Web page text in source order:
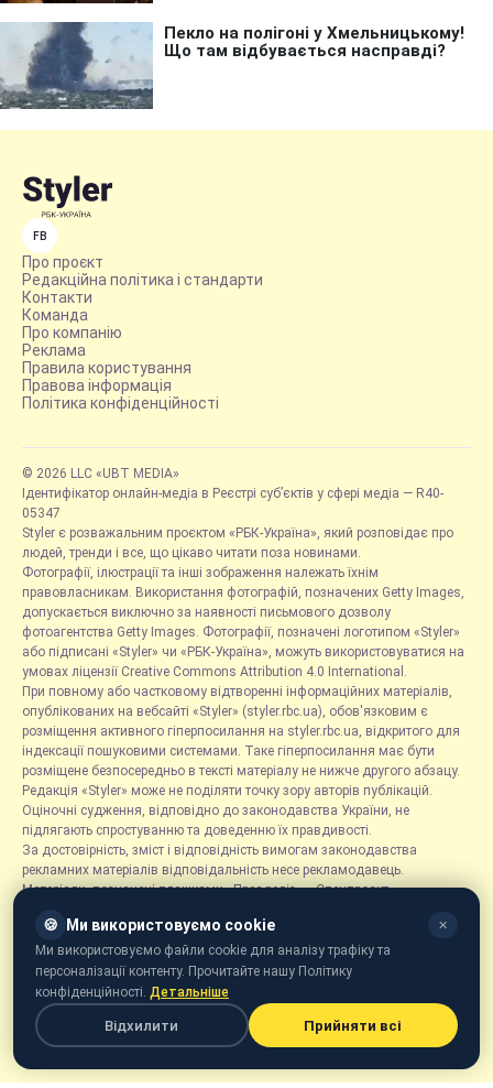
FB
Про проєкт
Редакційна політика і стандарти
Контакти
Команда
Про компанію
Реклама
Правила користування
Правова інформація
Політика конфіденційності
© 2026 LLC «UBT MEDIA»
Ідентифікатор онлайн-медіа в Реєстрі суб’єктів у сфері медіа — R40-
05347
Styler є розважальним проєктом «РБК-Україна», який розповідає про
людей, тренди і все, що цікаво читати поза новинами.
Фотографії, ілюстрації та інші зображення належать їхнім
правовласникам. Використання фотографій, позначених Getty Images,
допускається виключно за наявності письмового дозволу
фотоагентства Getty Images. Фотографії, позначені логотипом «Styler»
або підписані «Styler» чи «РБК-Україна», можуть використовуватися на
умовах ліцензії Creative Commons Attribution 4.0 International.
При повному або частковому відтворенні інформаційних матеріалів,
опублікованих на вебсайті «Styler» (styler.rbc.ua), обов'язковим є
розміщення активного гіперпосилання на styler.rbc.ua, відкритого для
індексації пошуковими системами. Таке гіперпосилання має бути
розміщене безпосередньо в тексті матеріалу не нижче другого абзацу.
Редакція «Styler» може не поділяти точку зору авторів публікацій.
Оціночні судження, відповідно до законодавства України, не
підлягають спростуванню та доведенню їх правдивості.
За достовірність, зміст і відповідність вимогам законодавства
рекламних матеріалів відповідальність несе рекламодавець.
Матеріали, позначені плашками «Прес-реліз», «Спецпроєкт»,
розміщуються на правах реклами.
Рубрика «Новини компаній» є інформаційним форматом, що містить
новини, повідомлення та оголошення, пов'язані з діяльністю
компаній, і ґрунтується на інформації, наданій відповідними
компаніями. Редакція не несе відповідальності за достовірність такої
інформації.
Онлайн-медіа «Styler» призначене для осіб віком від 21 року.
🍪 Ми використовуємо cookie ✕
Ми використовуємо файли cookie для аналізу трафіку та
персоналізації контенту. Прочитайте нашу Політику
конфіденційності. Детальніше
Відхилити Прийняти всі